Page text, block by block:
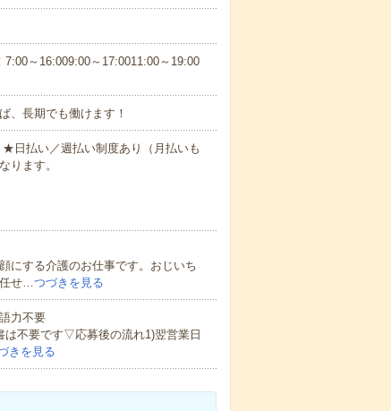
～16:009:00～17:0011:00～19:00
長期でも働けます！
払い／週払い制度あり（月払いも
ります。
にする介護のお仕事です。おじいち
任せ…つづきを見る
力不要
不要です▽応募後の流れ1)翌営業日
きを見る